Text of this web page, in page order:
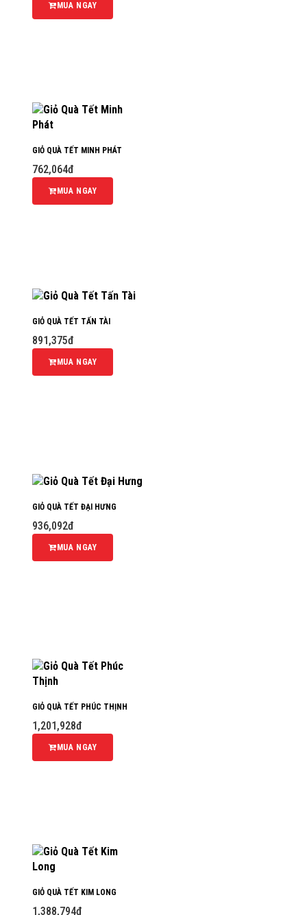
MUA NGAY
GIỎ QUÀ TẾT MINH PHÁT
762,064đ
MUA NGAY
GIỎ QUÀ TẾT TẤN TÀI
891,375đ
MUA NGAY
GIỎ QUÀ TẾT ĐẠI HƯNG
936,092đ
MUA NGAY
GIỎ QUÀ TẾT PHÚC THỊNH
1,201,928đ
MUA NGAY
GIỎ QUÀ TẾT KIM LONG
1,388,794đ